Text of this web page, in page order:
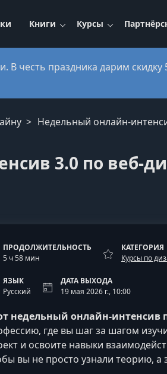
Книги Курсы
В честь праздника дарим
Недельный онлайн-
3.0 по веб-
ПРОДОЛЖИТЕЛЬНОСТЬ
5 ч 58 мин
КАТЕГОРИЯ
Курсы по
ЯЗЫК
Русский
ДАТА ВЫХОДА
19 мая 2026 г., 10:00
недельный онлайн‑интенсив
где вы шаг за шагом
и освоите навыки
вы не просто узнали теорию, а